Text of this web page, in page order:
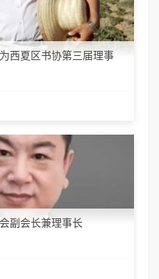
西夏区书协第三届理事
副会长兼理事长